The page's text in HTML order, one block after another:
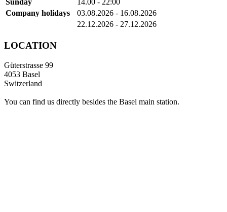
Sunday
14.00 - 22:00
Company holidays
03.08.2026 - 16.08.2026
22.12.2026 - 27.12.2026
LOCATION
Güterstrasse 99
4053 Basel
Switzerland
You can find us directly besides the Basel main station.